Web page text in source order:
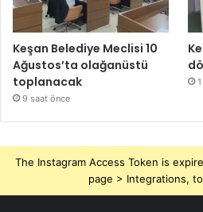
Keşan Belediye Meclisi 10
Ağustos’ta olağanüstü
toplanacak
9 saat önce
The Instagram Access Token is
page > Integrations,